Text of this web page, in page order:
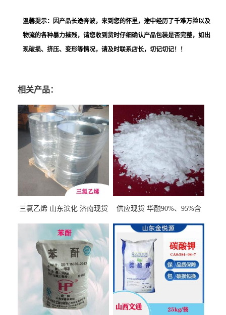
温馨提示：因产品长途奔波，来到您的怀里，途中经历了千难万险以及
物流的各种暴力摧残，请您收到货时仔细确认产品包装是否完整，如出
现破损、挤压、变形等情况，请及时联系店长，切记切记！！
相关产品：
三氯乙烯 山东滨化 济南现货
供应现货 华融90%、95%含